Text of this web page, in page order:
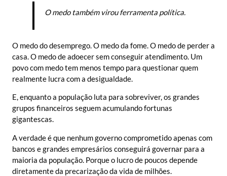
O medo também virou ferramenta política.
O medo do desemprego. O medo da fome. O medo de perder a
casa. O medo de adoecer sem conseguir atendimento. Um
povo com medo tem menos tempo para questionar quem
realmente lucra com a desigualdade.
E, enquanto a população luta para sobreviver, os grandes
grupos financeiros seguem acumulando fortunas
gigantescas.
A verdade é que nenhum governo comprometido apenas com
bancos e grandes empresários conseguirá governar para a
maioria da população. Porque o lucro de poucos depende
diretamente da precarização da vida de milhões.